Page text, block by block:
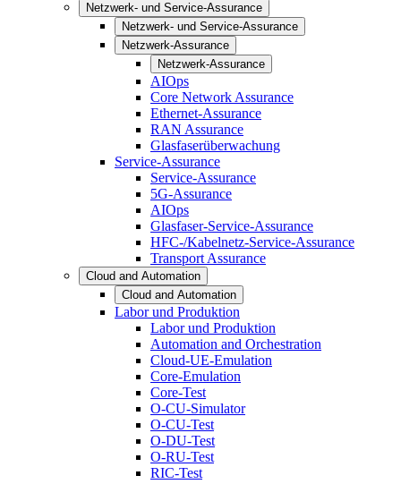
Netzwerk- und Service-Assurance
Netzwerk- und Service-Assurance
Netzwerk-Assurance
Netzwerk-Assurance
AIOps
Core Network Assurance
Ethernet-Assurance
RAN Assurance
Glasfaserüberwachung
Service-Assurance
Service-Assurance
5G-Assurance
AIOps
Glasfaser-Service-Assurance
HFC-/Kabelnetz-Service-Assurance
Transport Assurance
Cloud and Automation
Cloud and Automation
Labor und Produktion
Labor und Produktion
Automation and Orchestration
Cloud-UE-Emulation
Core-Emulation
Core-Test
O-CU-Simulator
O-CU-Test
O-DU-Test
O-RU-Test
RIC-Test